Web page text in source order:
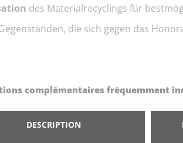
des Materialrecyclings für
die sich gegen das
complémentaires fréquemment
DESCRIPTION